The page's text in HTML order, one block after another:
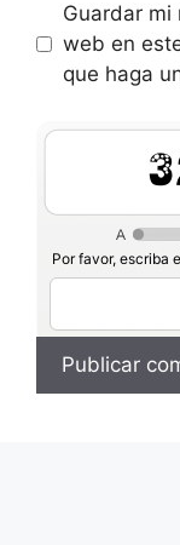
Guardar mi
web en
que haga
Por favor, escriba